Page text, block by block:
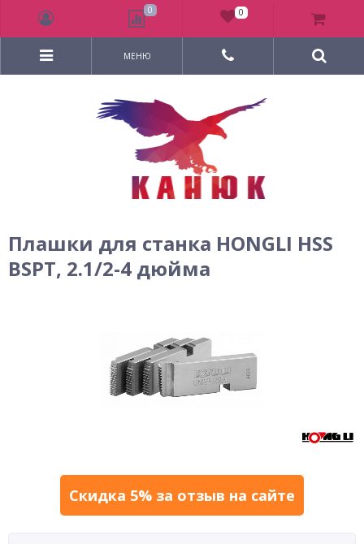
МЕНЮ
Плашки для станка HONGLI HSS
BSPT, 2.1/2-4 дюйма
Скидка 5% за отзыв на сайте
0 0